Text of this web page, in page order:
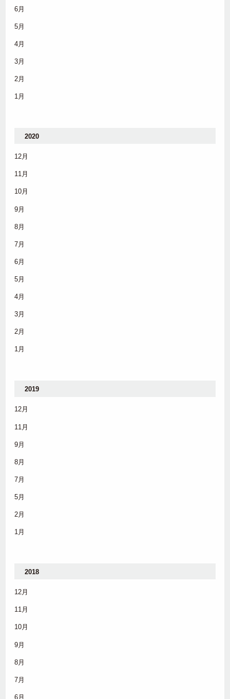
6月
5月
4月
3月
2月
1月
2020
12月
11月
10月
9月
8月
7月
6月
5月
4月
3月
2月
1月
2019
12月
11月
9月
8月
7月
5月
2月
1月
2018
12月
11月
10月
9月
8月
7月
6月